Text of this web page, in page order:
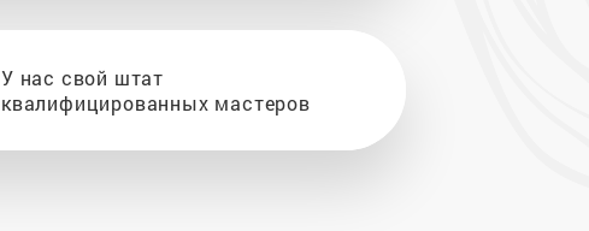
У нас свой штат
квалифицированных мастеров